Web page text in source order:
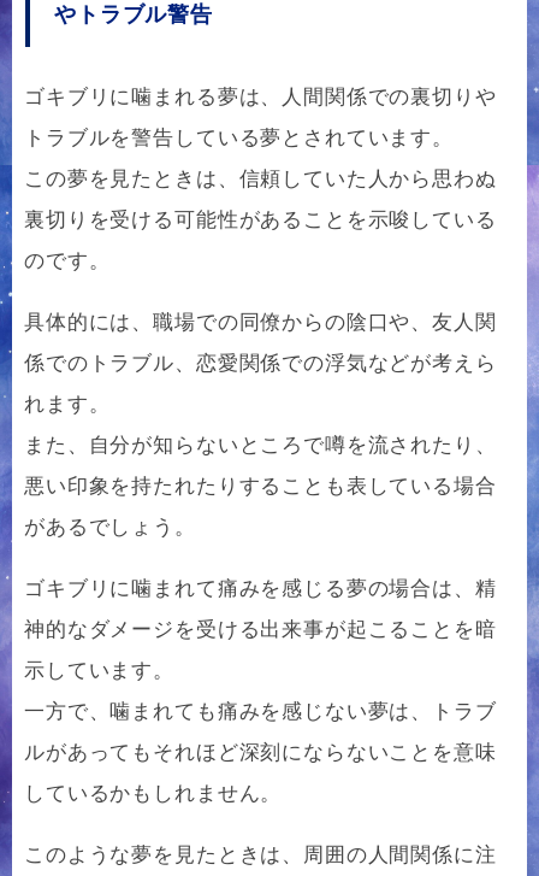
やトラブル警告
ゴキブリに噛まれる夢は、人間関係での裏切りや
トラブルを警告している夢とされています。
この夢を見たときは、信頼していた人から思わぬ
裏切りを受ける可能性があることを示唆している
のです。
具体的には、職場での同僚からの陰口や、友人関
係でのトラブル、恋愛関係での浮気などが考えら
れます。
また、自分が知らないところで噂を流されたり、
悪い印象を持たれたりすることも表している場合
があるでしょう。
ゴキブリに噛まれて痛みを感じる夢の場合は、精
神的なダメージを受ける出来事が起こることを暗
示しています。
一方で、噛まれても痛みを感じない夢は、トラブ
ルがあってもそれほど深刻にならないことを意味
しているかもしれません。
このような夢を見たときは、周囲の人間関係に注